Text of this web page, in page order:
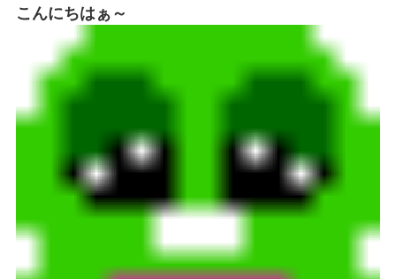
学生・保護者向け
一般サロン向け
よくある質問
サイトマップ
こんにちはぁ～